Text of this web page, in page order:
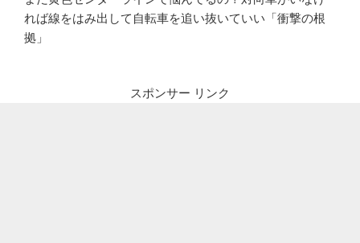
れば線をはみ出して自転車を追い抜いていい「衝撃の根
拠」
スポンサー リンク